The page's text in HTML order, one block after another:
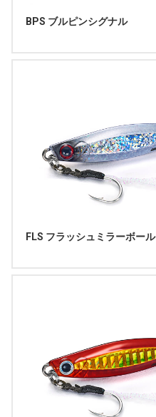
BPS ブルピンシグナル
FLS フラッシュミラーボール